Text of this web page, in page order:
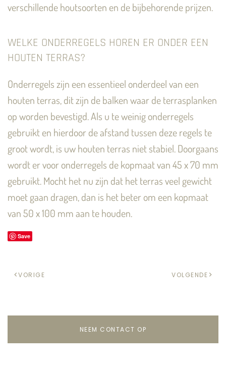
verschillende houtsoorten en de bijbehorende prijzen.
WELKE ONDERREGELS HOREN ER ONDER EEN
HOUTEN TERRAS?
Onderregels zijn een essentieel onderdeel van een
houten terras, dit zijn de balken waar de terrasplanken
op worden bevestigd. Als u te weinig onderregels
gebruikt en hierdoor de afstand tussen deze regels te
groot wordt, is uw houten terras niet stabiel. Doorgaans
wordt er voor onderregels de kopmaat van 45 x 70 mm
gebruikt. Mocht het nu zijn dat het terras veel gewicht
moet gaan dragen, dan is het beter om een kopmaat
van 50 x 100 mm aan te houden.
Save
VORIGE VOLGENDE
NEEM CONTACT OP